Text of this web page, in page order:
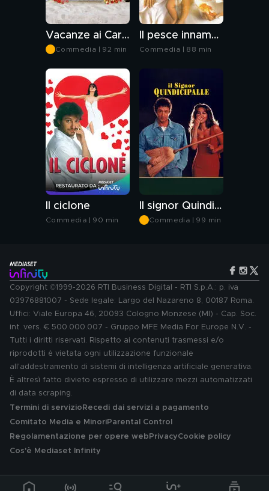
Vacanze ai Caraibi
Commedia | 92 min
Il pesce innamorato
Commedia | 88 min
Il ciclone
Commedia | 90 min
Il signor Quindicipalle
Commedia | 99 min
Copyright ©1999-2026 RTI Business Digital - RTI S.p.A.: p. iva
03976881007 - Sede legale: Largo del Nazareno 8, 00187 Roma.
Uffici: Viale Europa 46, 20093 Cologno Monzese (MI) - Cap. Soc.
int. vers. € 500.000.007 - Gruppo MFE Media For Europe N.V. -
Tutti i diritti riservati. Rispetto ai contenuti trasmessi e/o
riprodotti è vietata ogni utilizzazione funzionale
all'addestramento di sistemi di intelligenza artificiale generativa.
È altresì fatto divieto espresso di utilizzare mezzi automatizzati
di data scraping.
Termini di servizio Recedi dai servizi a pagamento
Comitato Media e MinoriParental Control
Regolamentazione per opere web PrivacyCookie policy
Cos'è Mediaset Infinity